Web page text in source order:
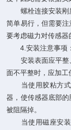
螺栓连接安装刚
简单易行，但需要
要考虑磁力对传感器
4.安装注意事项：
安装表面应平整
面不平整时，应加工
当使用胶粘方式
器，使传感器底部
被阻隔掉。
当使用磁座安装